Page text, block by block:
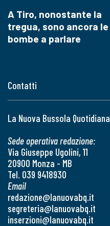
Contatti
La Nuova Bussola Quotidiana
Sede operativa redazione:
Via Giuseppe Ugolini, 11
20900 Monza - MB
Tel. 039 9418930
Email
redazione@lanuovabq.it
segreteria@lanuovabq.it
inserzioni@lanuovabq.it
A Tiro, nonostante la
tregua, sono ancora le
bombe a parlare